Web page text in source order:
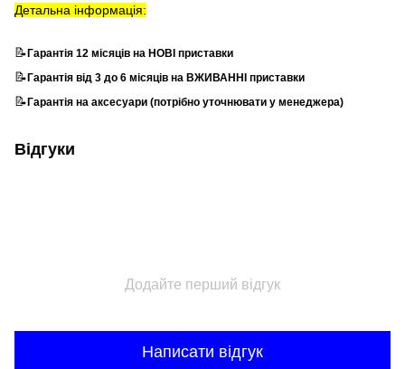
Детальна інформація:
📝Гарантія 12 місяців на НОВІ приставки
📝Гарантія від 3 до 6 місяців на ВЖИВАННІ приставки
📝Гарантія на аксесуари (потрібно уточнювати у менеджера)
Відгуки
Додайте перший відгук
Написати відгук